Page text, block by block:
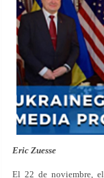
Eric Zuesse
El 22 de noviembre,